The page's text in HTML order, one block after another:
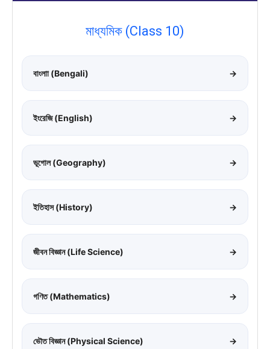
মাধ্যমিক (Class 10)
বাংলাা (Bengali) →
ইংরেজি (English) →
ভূগোল (Geography) →
ইতিহাস (History) →
জীবন বিজ্ঞান (Life Science) →
গণিত (Mathematics) →
ভৌত বিজ্ঞান (Physical Science) →